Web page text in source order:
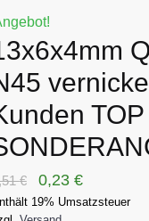
TOP
€
Ursprünglicher
Preis
0,23 €Aktueller
Preis
19% Umsatzsteuer